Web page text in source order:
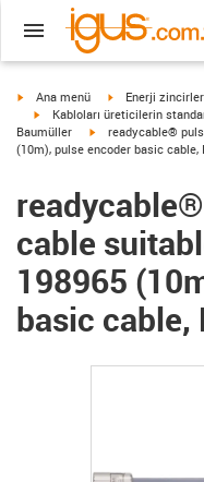
igus-icon-arrow-right
Ana menü igus-icon-
Enerji
igus-icon-arrow-right
Kabloları üreticilerin
Baumüller
igus-icon-arrow-
readycable®
(10m), pulse encoder basic cable,
cable
198965
basic cable,